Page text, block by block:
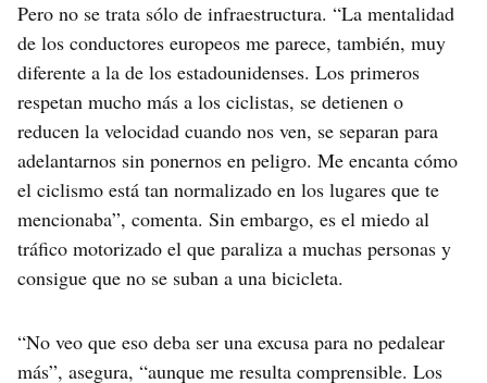
Pero no se trata sólo de infraestructura. “La mentalidad
de los conductores europeos me parece, también, muy
diferente a la de los estadounidenses. Los primeros
respetan mucho más a los ciclistas, se detienen o
reducen la velocidad cuando nos ven, se separan para
adelantarnos sin ponernos en peligro. Me encanta cómo
el ciclismo está tan normalizado en los lugares que te
mencionaba”, comenta. Sin embargo, es el miedo al
tráfico motorizado el que paraliza a muchas personas y
consigue que no se suban a una bicicleta.
“No veo que eso deba ser una excusa para no pedalear
más”, asegura, “aunque me resulta comprensible. Los